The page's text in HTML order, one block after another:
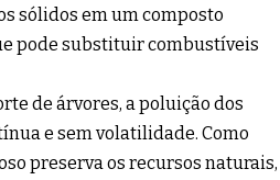
sólidos em um composto
pode substituir combustíveis
de árvores, a poluição dos
e sem volatilidade. Como
preserva os recursos naturais,